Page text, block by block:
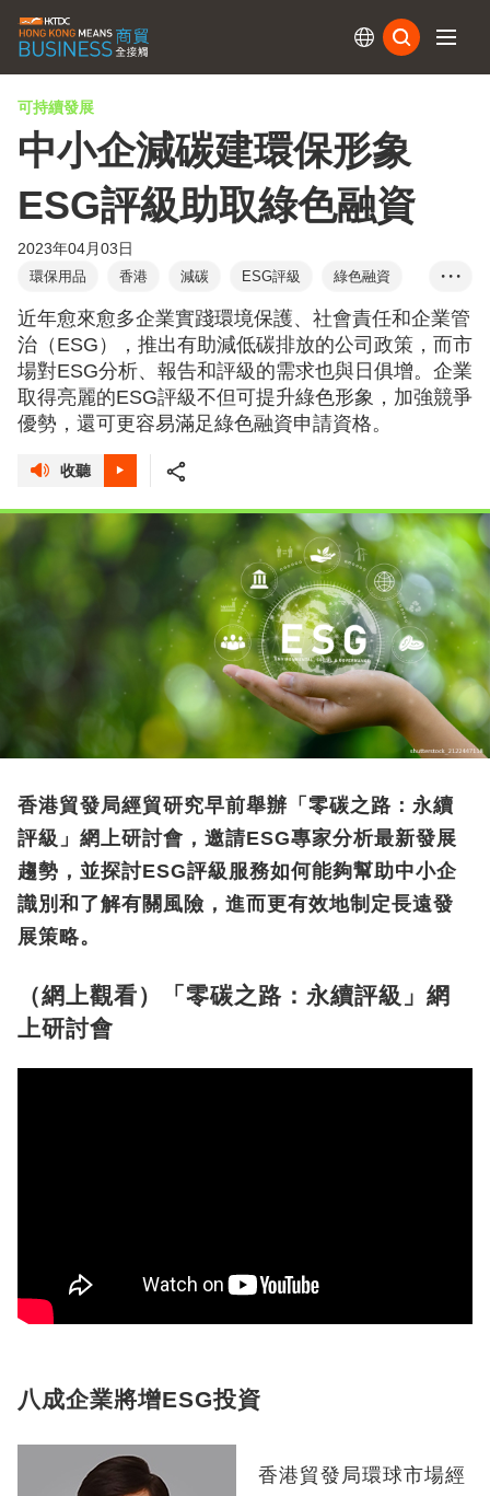
可持續發展
中小企減碳建環保形象
ESG評級助取綠色融資
2023年04月03日
環保用品 香港 減碳 ESG評級
綠色融資
ESG金融產品
可持續發展
可再生能源
綠色運輸
環保物料 供應鏈
傅至樂
惠譽評級
韋至遠
• • •
近年愈來愈多企業實踐環境保護、社會責任和企業管
治（ESG），推出有助減低碳排放的公司政策，而市
場對ESG分析、報告和評級的需求也與日俱增。企業
取得亮麗的ESG評級不但可提升綠色形象，加強競爭
優勢，還可更容易滿足綠色融資申請資格。
收聽
香港貿發局經貿研究早前舉辦「零碳之路：永續
評級」網上研討會，邀請ESG專家分析最新發展
趨勢，並探討ESG評級服務如何能夠幫助中小企
識別和了解有關風險，進而更有效地制定長遠發
展策略。
（網上觀看）「零碳之路：永續評級」網
上研討會
八成企業將增ESG投資
香港貿發局環球市場經